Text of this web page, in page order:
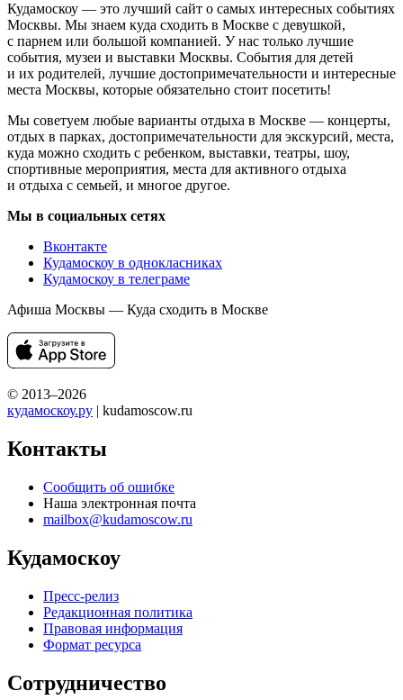
Кудамоскоу — это лучший сайт о самых интересных событиях
Москвы. Мы знаем куда сходить в Москве с девушкой,
с парнем или большой компанией. У нас только лучшие
события, музеи и выставки Москвы. События для детей
и их родителей, лучшие достопримечательности и интересные
места Москвы, которые обязательно стоит посетить!
Мы советуем любые варианты отдыха в Москве — концерты,
отдых в парках, достопримечательности для экскурсий, места,
куда можно сходить с ребенком, выставки, театры, шоу,
спортивные мероприятия, места для активного отдыха
и отдыха с семьей, и многое другое.
Мы в социальных сетях
Вконтакте
Кудамоскоу в однокласниках
Кудамоскоу в телеграме
Афиша Москвы — Куда сходить в Москве
© 2013–2026
кудамоскоу.ру | kudamoscow.ru
Контакты
Сообщить об ошибке
Наша электронная почта
mailbox@kudamoscow.ru
Кудамоскоу
Пресс-релиз
Редакционная политика
Правовая информация
Формат ресурса
Сотрудничество